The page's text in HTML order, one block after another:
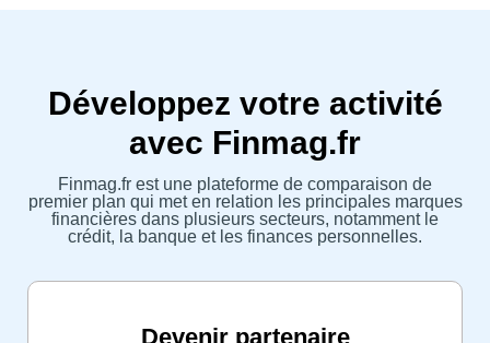
Développez votre activité
avec Finmag.fr
Finmag.fr est une plateforme de comparaison de
premier plan qui met en relation les principales marques
financières dans plusieurs secteurs, notamment le
crédit, la banque et les finances personnelles.
Devenir partenaire